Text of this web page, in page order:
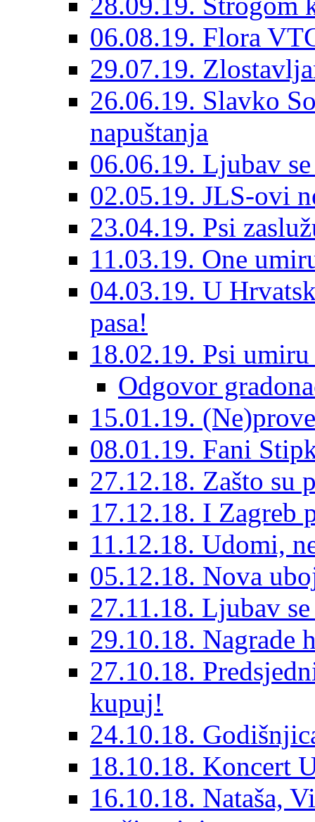
06.08.19. Flora
29.07.19.
26.06.19. Slavko
napuštanja
06.06.19. Ljubav
02.05.19. JLS-ovi
23.04.19. Psi
11.03.19. One
04.03.19. U
pasa!
18.02.19. Psi
Odgovor
15.01.19.
08.01.19. Fani
27.12.18. Zašto su
17.12.18. I Zagreb
11.12.18. Udomi,
05.12.18. Nova
27.11.18. Ljubav
29.10.18. Nagrade
27.10.18.
kupuj!
24.10.18.
18.10.18. Koncert
16.10.18. Nataša,